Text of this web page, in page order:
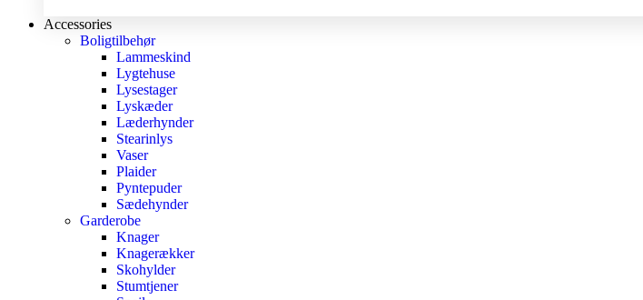
Accessories
Boligtilbehør
Lammeskind
Lygtehuse
Lysestager
Lyskæder
Læderhynder
Stearinlys
Vaser
Plaider
Pyntepuder
Sædehynder
Garderobe
Knager
Knagerækker
Skohylder
Stumtjener